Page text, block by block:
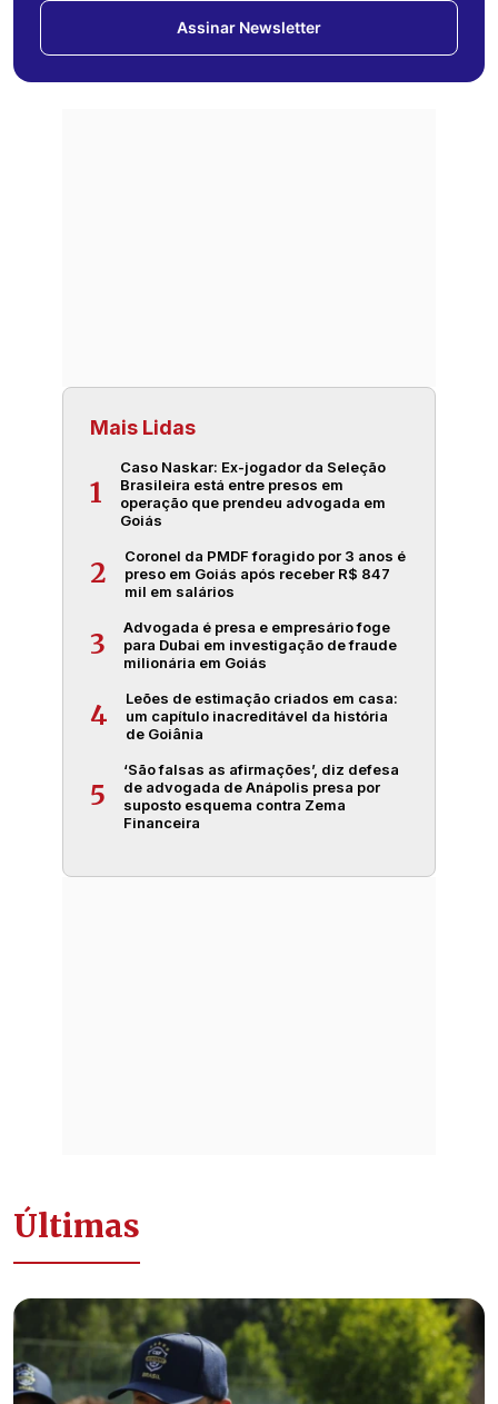
Assinar Newsletter
Mais Lidas
1
Caso Naskar: Ex-jogador da Seleção
Brasileira está entre presos em
operação que prendeu advogada em
Goiás
2
Coronel da PMDF foragido por 3 anos é
preso em Goiás após receber R$ 847
mil em salários
3
Advogada é presa e empresário foge
para Dubai em investigação de fraude
milionária em Goiás
4
Leões de estimação criados em casa:
um capítulo inacreditável da história
de Goiânia
5
‘São falsas as afirmações’, diz defesa
de advogada de Anápolis presa por
suposto esquema contra Zema
Financeira
Últimas